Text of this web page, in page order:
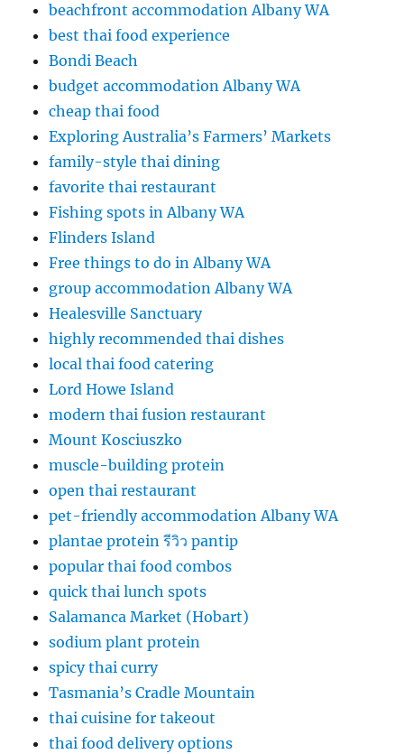
beachfront accommodation Albany WA
best thai food experience
Bondi Beach
budget accommodation Albany WA
cheap thai food
Exploring Australia’s Farmers’ Markets
family-style thai dining
favorite thai restaurant
Fishing spots in Albany WA
Flinders Island
Free things to do in Albany WA
group accommodation Albany WA
Healesville Sanctuary
highly recommended thai dishes
local thai food catering
Lord Howe Island
modern thai fusion restaurant
Mount Kosciuszko
muscle-building protein
open thai restaurant
pet-friendly accommodation Albany WA
plantae protein รีวิว pantip
popular thai food combos
quick thai lunch spots
Salamanca Market (Hobart)
sodium plant protein
spicy thai curry
Tasmania’s Cradle Mountain
thai cuisine for takeout
thai food delivery options